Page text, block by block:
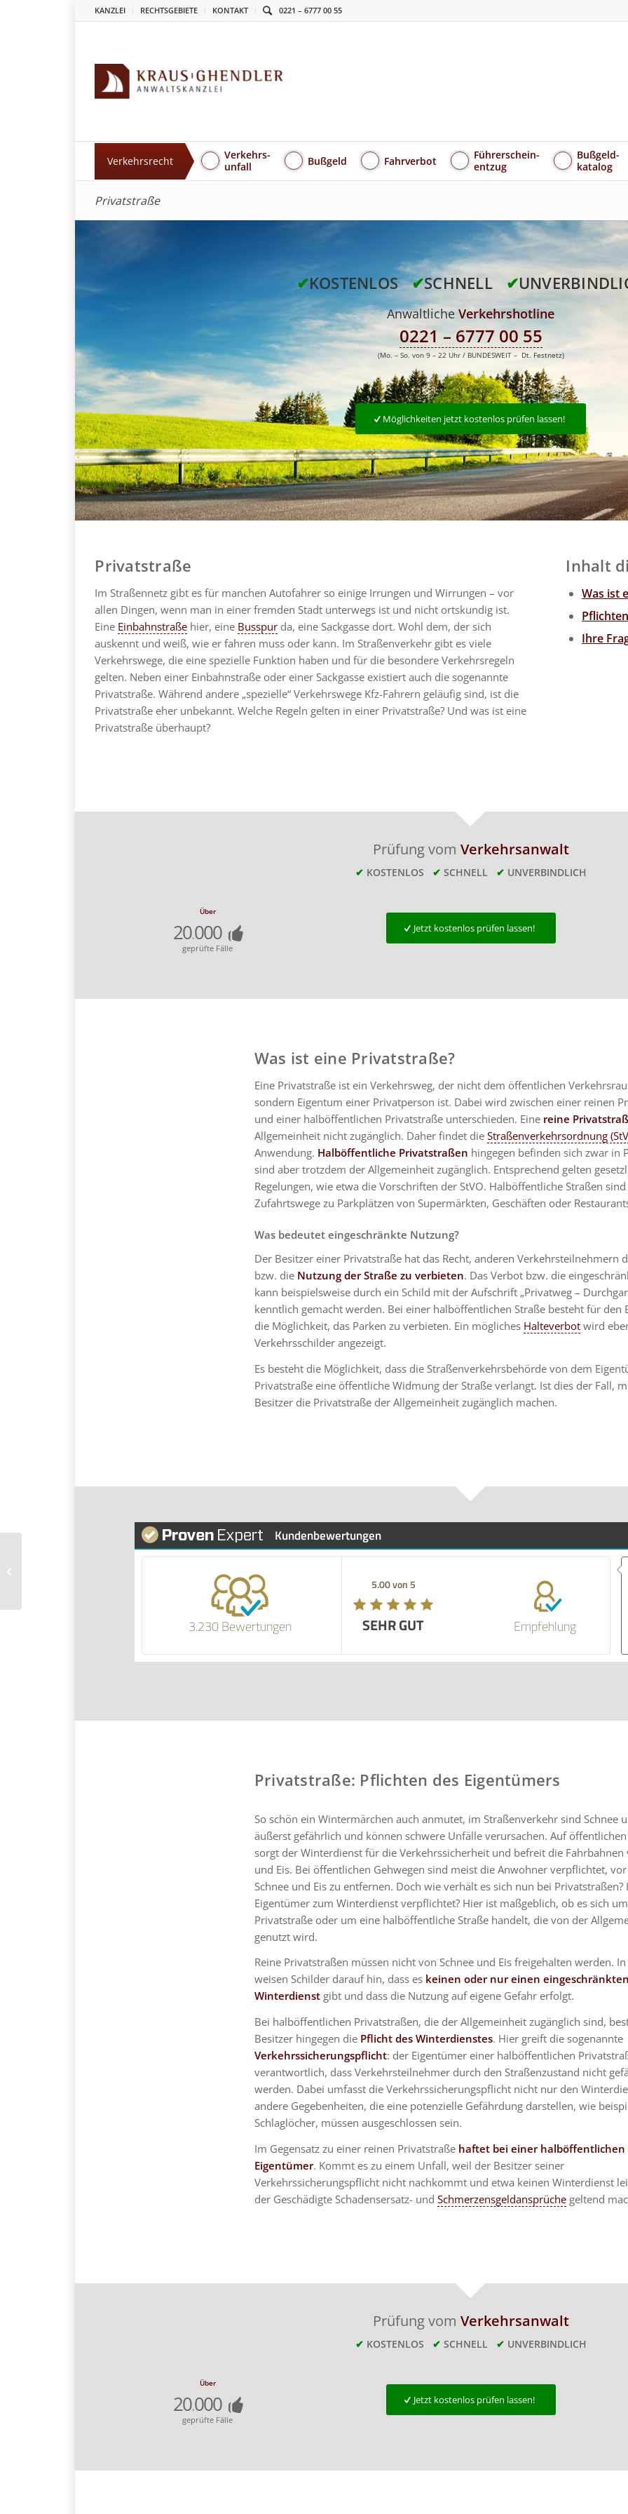
KANZLEI RECHTSGEBIETE KONTAKT 0221 – 6777 00 55
Verkehrsrecht
Verkehrs-
unfall
Bußgeld Fahrverbot
Führerschein-
entzug
Bußgeld-
katalog
Privatstraße
✔KOSTENLOS ✔SCHNELL ✔
Anwaltliche Verkehrshotline
0221 – 6777 00 55
(Mo. – So. von 9 – 22 Uhr / BUNDESWEIT – Dt. Festnetz)
Möglichkeiten jetzt kostenlos prüfen lassen!
Privatstraße
Im Straßennetz gibt es für manchen Autofahrer so einige Irrungen und Wirrungen – vor
allen Dingen, wenn man in einer fremden Stadt unterwegs ist und nicht ortskundig ist.
Eine Einbahnstraße hier, eine Busspur da, eine Sackgasse dort. Wohl dem, der sich
auskennt und weiß, wie er fahren muss oder kann. Im Straßenverkehr gibt es viele
Verkehrswege, die eine spezielle Funktion haben und für die besondere Verkehrsregeln
gelten. Neben einer Einbahnstraße oder einer Sackgasse existiert auch die sogenannte
Privatstraße. Während andere „spezielle“ Verkehrswege Kfz-Fahrern geläufig sind, ist die
Privatstraße eher unbekannt. Welche Regeln gelten in einer Privatstraße? Und was ist eine
Privatstraße überhaupt?
Inhalt
Was ist
Ihre
Prüfung vom Verkehrsanwalt
✔ KOSTENLOS ✔ SCHNELL ✔ UNVERBINDLICH
Über
20.000
geprüfte Fälle
Jetzt kostenlos prüfen lassen!
Was ist eine Privatstraße?
Eine Privatstraße ist ein Verkehrsweg, der nicht dem öffentlichen
sondern Eigentum einer Privatperson ist. Dabei wird zwischen einer reinen
und einer halböffentlichen Privatstraße unterschieden. Eine reine
Allgemeinheit nicht zugänglich. Daher findet die Straßenverkehrsordnung
Anwendung. Halböffentliche Privatstraßen hingegen befinden sich zwar in
sind aber trotzdem der Allgemeinheit zugänglich. Entsprechend gelten
Regelungen, wie etwa die Vorschriften der StVO. Halböffentliche Straßen
Zufahrtswege zu Parkplätzen von Supermärkten, Geschäften oder
Was bedeutet eingeschränkte Nutzung?
Der Besitzer einer Privatstraße hat das Recht, anderen Verkehrsteilnehmern
bzw. die Nutzung der Straße zu verbieten. Das Verbot bzw. die
kann beispielsweise durch ein Schild mit der Aufschrift „Privatweg –
kenntlich gemacht werden. Bei einer halböffentlichen Straße besteht für den
die Möglichkeit, das Parken zu verbieten. Ein mögliches Halteverbotwird
Verkehrsschilder angezeigt.
Es besteht die Möglichkeit, dass die Straßenverkehrsbehörde von dem
Privatstraße eine öffentliche Widmung der Straße verlangt. Ist dies der Fall,
Besitzer die Privatstraße der Allgemeinheit zugänglich machen.
Kundenbewertungen
3.230 Bewertungen
5.00 von 5
SEHR GUT Empfehlung
Privatstraße: Pflichten des Eigentümers
So schön ein Wintermärchen auch anmutet, im Straßenverkehr sind Schnee
äußerst gefährlich und können schwere Unfälle verursachen. Auf öffentlichen
sorgt der Winterdienst für die Verkehrssicherheit und befreit die Fahrbahnen
und Eis. Bei öffentlichen Gehwegen sind meist die Anwohner verpflichtet,
Schnee und Eis zu entfernen. Doch wie verhält es sich nun bei Privatstraßen?
Eigentümer zum Winterdienst verpflichtet? Hier ist maßgeblich, ob es sich
Privatstraße oder um eine halböffentliche Straße handelt, die von der
genutzt wird.
Reine Privatstraßen müssen nicht von Schnee und Eis freigehalten werden. In
weisen Schilder darauf hin, dass es keinen oder nur einen eingeschränkten
Winterdienstgibt und dass die Nutzung auf eigene Gefahr erfolgt.
Bei halböffentlichen Privatstraßen, die der Allgemeinheit zugänglich sind,
Besitzer hingegen die Pflicht des Winterdienstes. Hier greift die sogenannte
Verkehrssicherungspflicht: der Eigentümer einer halböffentlichen
verantwortlich, dass Verkehrsteilnehmer durch den Straßenzustand nicht
werden. Dabei umfasst die Verkehrssicherungspflicht nicht nur den
andere Gegebenheiten, die eine potenzielle Gefährdung darstellen, wie
Schlaglöcher, müssen ausgeschlossen sein.
Im Gegensatz zu einer reinen Privatstraße haftet bei einer halböffentlichen
Eigentümer. Kommt es zu einem Unfall, weil der Besitzer seiner
Verkehrssicherungspflicht nicht nachkommt und etwa keinen Winterdienst
der Geschädigte Schadensersatz- und Schmerzensgeldansprüchegeltend
Prüfung vom Verkehrsanwalt
✔ KOSTENLOS ✔ SCHNELL ✔ UNVERBINDLICH
Über
20.000
geprüfte Fälle
Jetzt kostenlos prüfen lassen!